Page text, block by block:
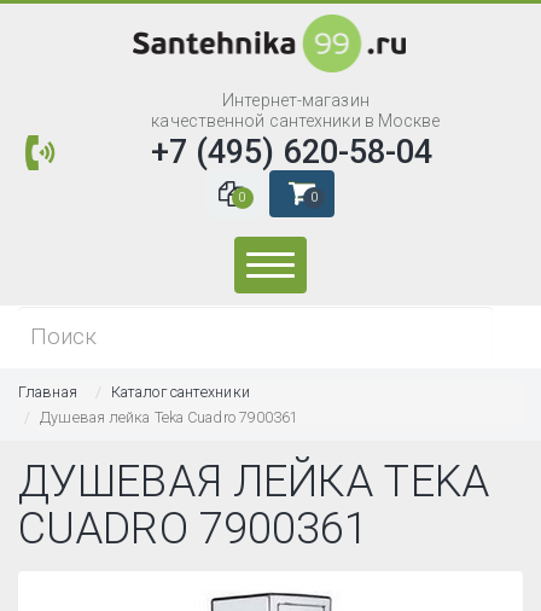
Интернет-магазин
качественной сантехники в Москве
+7 (495) 620-58-04
0 0
Главная
Каталог сантехники
Душевая лейка Teka Cuadro 7900361
ДУШЕВАЯ ЛЕЙКА TEKA
CUADRO 7900361